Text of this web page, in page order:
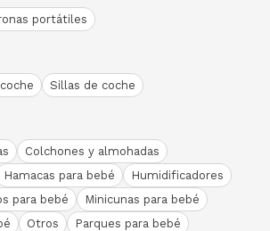
portátiles
Sillas de coche
Colchones y almohadas
Hamacas para bebé
Humidificadores
para bebé
Minicunas para bebé
Otros
Parques para bebé